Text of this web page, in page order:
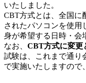
いたしました。
CBT方式とは、全国に
されたパソコンを使用
身が希望する日時・会
なお、 CBT方式に変更
試験は、これまで通り
で実施いたしますので